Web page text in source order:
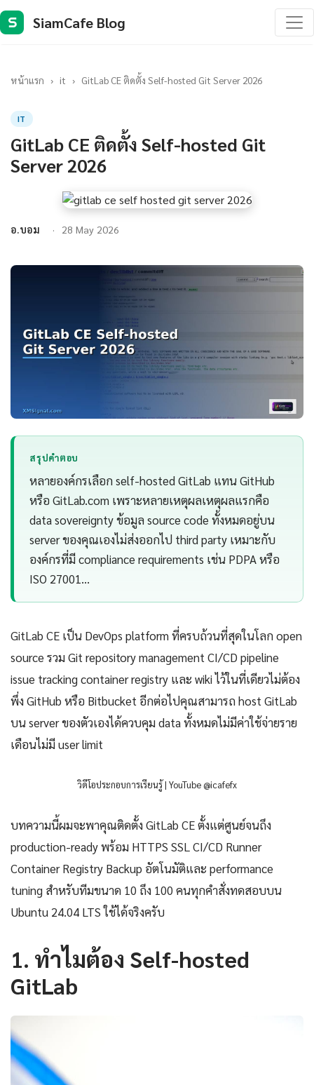
S SiamCafe Blog
หน้าแรก › it › GitLab CE ติดตั้ง Self-hosted Git Server 2026
IT
GitLab CE ติดตั้ง Self-hosted Git
Server 2026
อ.บอม 28 May 2026
สรุปคำตอบ
หลายองค์กรเลือก self-hosted GitLab แทน GitHub
หรือ GitLab.com เพราะหลายเหตุผลเหตุผลแรกคือ
data sovereignty ข้อมูล source code ทั้งหมดอยู่บน
server ของคุณเองไม่ส่งออกไป third party เหมาะกับ
องค์กรที่มี compliance requirements เช่น PDPA หรือ
ISO 27001…
GitLab CE เป็น DevOps platform ที่ครบถ้วนที่สุดในโลก open
source รวม Git repository management CI/CD pipeline
issue tracking container registry และ wiki ไว้ในที่เดียวไม่ต้อง
พึ่ง GitHub หรือ Bitbucket อีกต่อไปคุณสามารถ host GitLab
บน server ของตัวเองได้ควบคุม data ทั้งหมดไม่มีค่าใช้จ่ายราย
เดือนไม่มี user limit
วิดีโอประกอบการเรียนรู้ | YouTube @icafefx
บทความนี้ผมจะพาคุณติดตั้ง GitLab CE ตั้งแต่ศูนย์จนถึง
production-ready พร้อม HTTPS SSL CI/CD Runner
Container Registry Backup อัตโนมัติและ performance
tuning สำหรับทีมขนาด 10 ถึง 100 คนทุกคำสั่งทดสอบบน
Ubuntu 24.04 LTS ใช้ได้จริงครับ
1. ทำไมต้อง Self-hosted
GitLab